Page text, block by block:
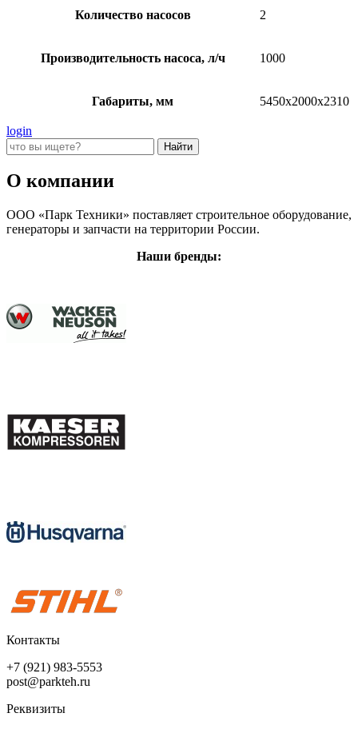
Количество насосов 2
Производительность насоса, л/ч 1000
Габариты, мм 5450х2000х2310
login
О компании
ООО «Парк Техники» поставляет строительное оборудование,
генераторы и запчасти на территории России.
Наши бренды:
Контакты
+7 (921) 983-5553
post@parkteh.ru
Реквизиты